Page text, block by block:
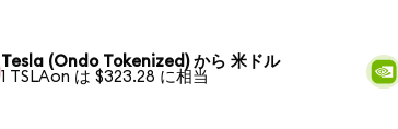
Tesla (Ondo Tokenized) から 米ドル
1 TSLAon は $323.28 に相当